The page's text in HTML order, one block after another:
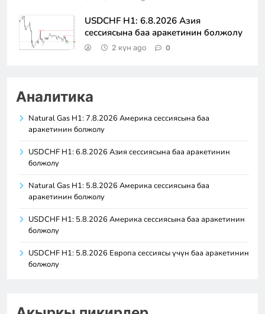
USDCHF H1: 6.8.2026 Азия
сессиясына баа аракетинин болжолу
2 күн ago 0
Аналитика
Natural Gas H1: 7.8.2026 Америка сессиясына баа
аракетинин болжолу
USDCHF H1: 6.8.2026 Азия сессиясына баа аракетинин
болжолу
Natural Gas H1: 5.8.2026 Америка сессиясына баа
аракетинин болжолу
USDCHF H1: 5.8.2026 Америка сессиясына баа аракетинин
болжолу
USDCHF H1: 5.8.2026 Европа сессиясы үчүн баа аракетинин
болжолу